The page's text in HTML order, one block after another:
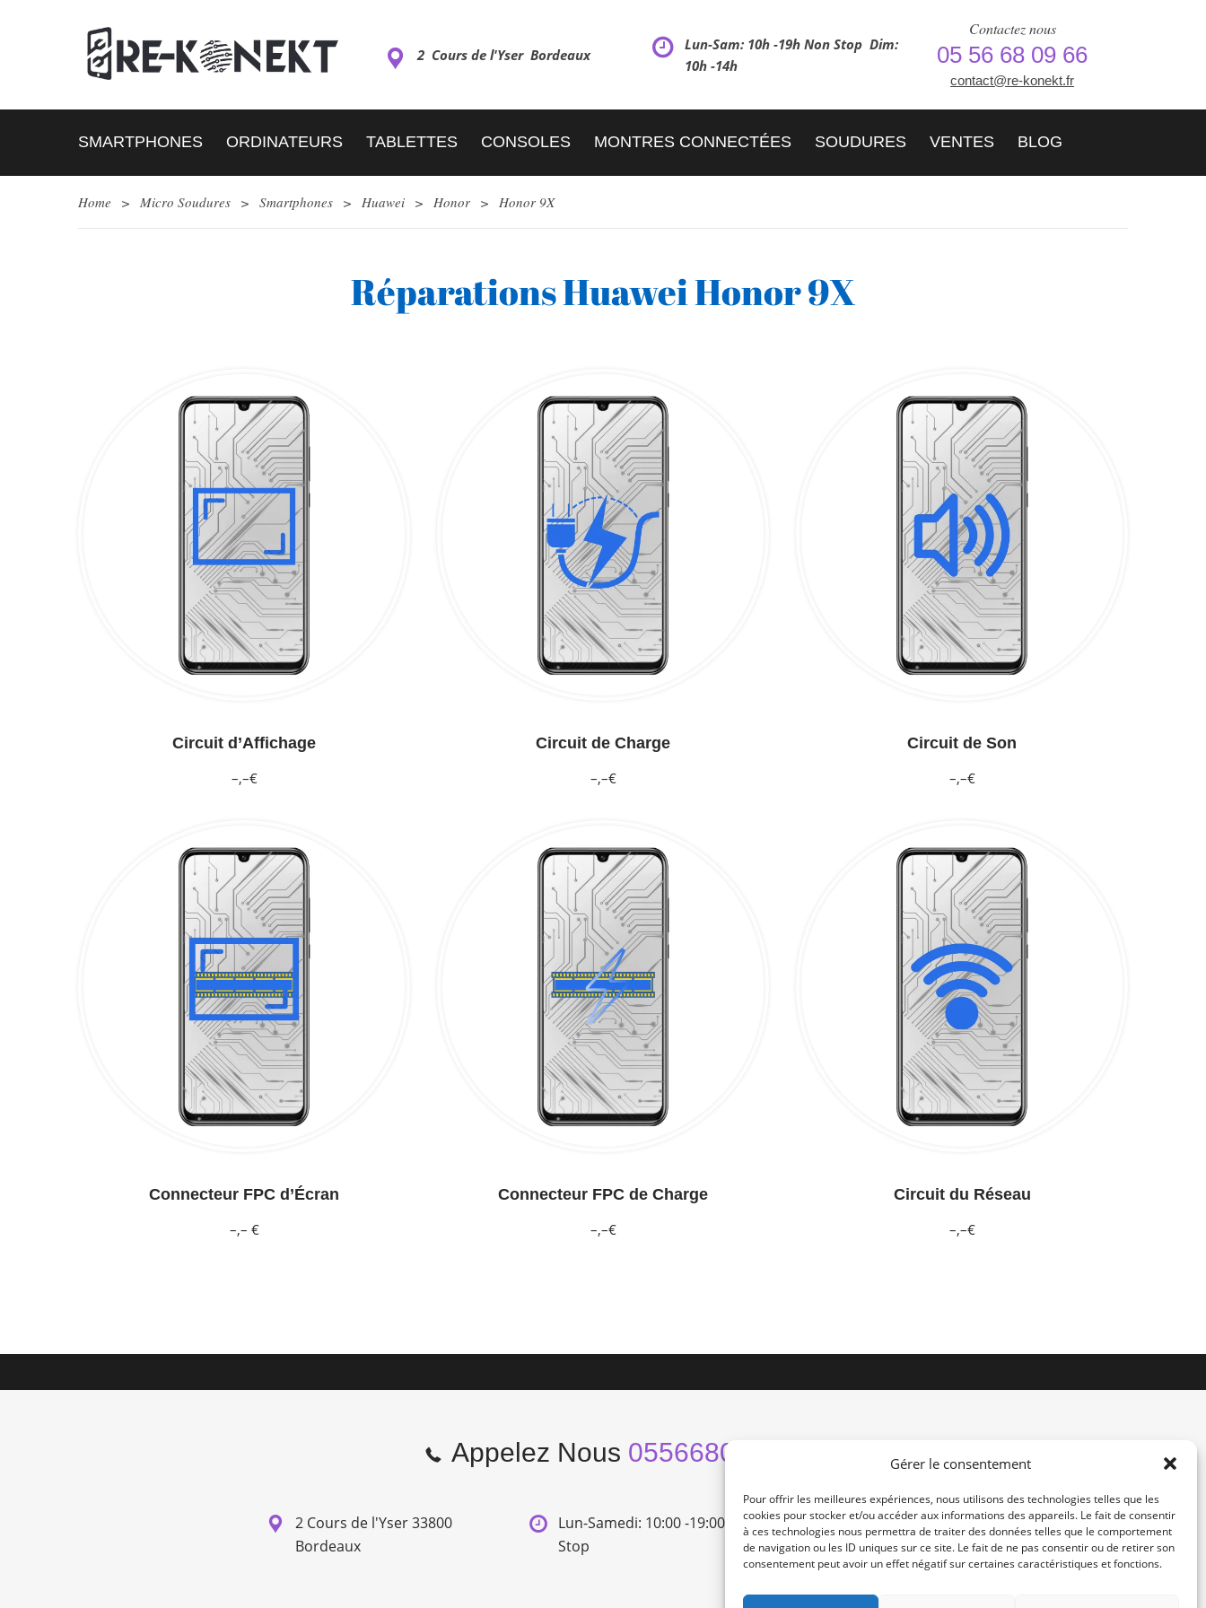
Gérer le consentement
Pour offrir les meilleures expériences, nous utilisons des technologies telles que les
cookies pour stocker et/ou accéder aux informations des appareils. Le fait de consentir
à ces technologies nous permettra de traiter des données telles que le comportement
de navigation ou les ID uniques sur ce site. Le fait de ne pas consentir ou de retirer son
consentement peut avoir un effet négatif sur certaines caractéristiques et fonctions.
2 Cours de l'Yser Bordeaux
Lun-Sam: 10h -19h Non Stop Dim:
10h -14h
Contactez nous
05 56 68 09 66
contact@re-konekt.fr
SMARTPHONES ORDINATEURS TABLETTES CONSOLES MONTRES CONNECTÉES SOUDURES VENTES BLOG
Home > Micro Soudures > Smartphones > Huawei > Honor > Honor 9X
Réparations Huawei Honor 9X
Circuit d’Affichage
–,–€
Circuit de Charge
–,–€
Circuit de Son
–,–€
Connecteur FPC d’Écran
–,– €
Connecteur FPC de Charge
–,–€
Circuit du Réseau
–,–€
Appelez Nous 0556680966
2 Cours de l'Yser 33800
Bordeaux
Lun-Samedi: 10:00 -19:00 Non
Stop
contact@re-konekt.fr
/
/